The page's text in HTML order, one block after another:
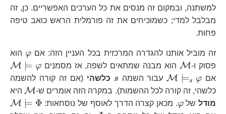
למשתנה, ובמקום זה מנסים את כל הערכים האפשריים. כן, זה
מבלבל למדי; כשמוכיחים את זה פורמלית הראש כואב טיפה
פחות.
זה מוביל אותנו להגדרה המרכזית בכל העניין הזה: אם φ הוא
פסוק ו-
\mathcal{M} M הוא מבנה שמתאים לשפה, אז מסמנים M ⊨ φ
אם \mathcal{M}\models_{s}\varphi
M ⊨s φ עבור השמה ss כלשהי (אם זה קורה להשמה
כלשהי, זה קורה לכל ההשמות). במקרה הזה אומרים ש-M היא
מודלשל \varphi φ. מכאן קצרה הדרך לאוסף של נוסחאות: M ⊨ Φ